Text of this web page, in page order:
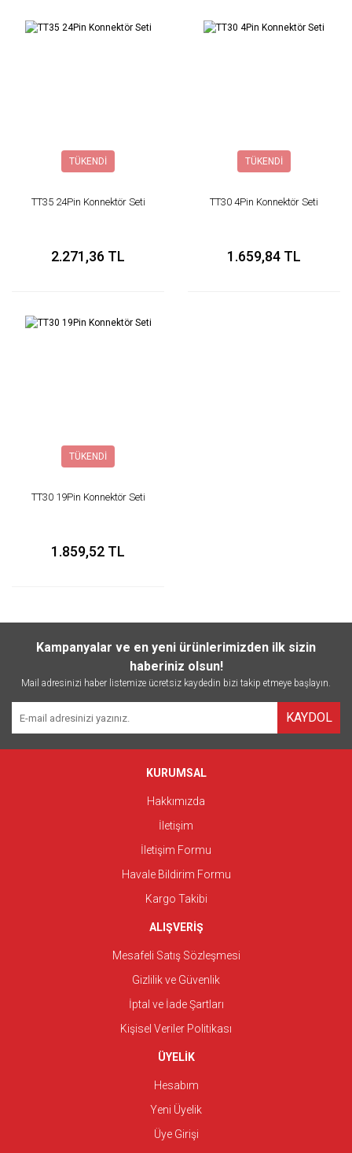
TÜKENDİ
TT35 24Pin Konnektör Seti
2.271,36 TL
TÜKENDİ
TT30 4Pin Konnektör Seti
1.659,84 TL
TÜKENDİ
TT30 19Pin Konnektör Seti
1.859,52 TL
Kampanyalar ve en yeni ürünlerimizden ilk sizin
haberiniz olsun!
Mail adresinizi haber listemize ücretsiz kaydedin bizi takip etmeye başlayın.
KAYDOL
KURUMSAL
Hakkımızda
İletişim
İletişim Formu
Havale Bildirim Formu
Kargo Takibi
ALIŞVERİŞ
Mesafeli Satış Sözleşmesi
Gizlilik ve Güvenlik
İptal ve İade Şartları
Kişisel Veriler Politikası
ÜYELİK
Hesabım
Yeni Üyelik
Üye Girişi